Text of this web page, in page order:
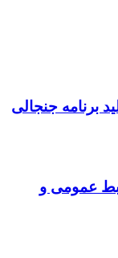
برنامه جنجالی
عمومی و